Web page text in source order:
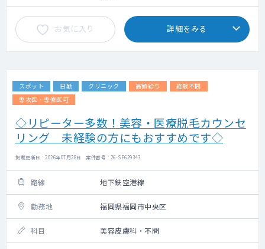
お気に入り 詳細をみる
スポット 日勤 クリニック 高額給与
経験不問
専攻医・専修医可
◇リピーター多数！美容・医療脱毛カウンセ
リング 未経験の方にもおすすめです◇
掲載更新日 : 2026年07月28日 案件番号 : 26-SF629343
路線 地下鉄空港線
勤務地 福岡県福岡市中央区
科目 美容皮膚科・不問